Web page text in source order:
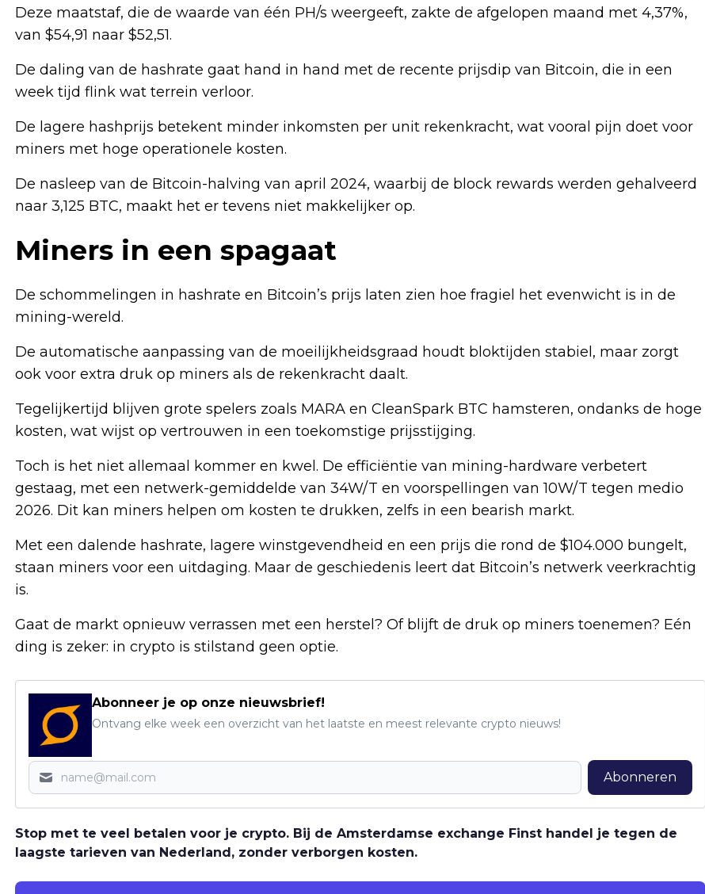
Deze maatstaf, die de waarde van één PH/s weergeeft, zakte de afgelopen maand met 4,37%,
van $54,91 naar $52,51.
De daling van de hashrate gaat hand in hand met de recente prijsdip van Bitcoin, die in een
week tijd flink wat terrein verloor.
De lagere hashprijs betekent minder inkomsten per unit rekenkracht, wat vooral pijn doet voor
miners met hoge operationele kosten.
De nasleep van de Bitcoin-halving van april 2024, waarbij de block rewards werden gehalveerd
naar 3,125 BTC, maakt het er tevens niet makkelijker op.
Miners in een spagaat
De schommelingen in hashrate en Bitcoin’s prijs laten zien hoe fragiel het evenwicht is in de
mining-wereld.
De automatische aanpassing van de moeilijkheidsgraad houdt bloktijden stabiel, maar zorgt
ook voor extra druk op miners als de rekenkracht daalt.
Tegelijkertijd blijven grote spelers zoals MARA en CleanSpark BTC hamsteren, ondanks de hoge
kosten, wat wijst op vertrouwen in een toekomstige prijsstijging.
Toch is het niet allemaal kommer en kwel. De efficiëntie van mining-hardware verbetert
gestaag, met een netwerk-gemiddelde van 34W/T en voorspellingen van 10W/T tegen medio
2026. Dit kan miners helpen om kosten te drukken, zelfs in een bearish markt.
Met een dalende hashrate, lagere winstgevendheid en een prijs die rond de $104.000 bungelt,
staan miners voor een uitdaging. Maar de geschiedenis leert dat Bitcoin’s netwerk veerkrachtig
is.
Gaat de markt opnieuw verrassen met een herstel? Of blijft de druk op miners toenemen? Eén
ding is zeker: in crypto is stilstand geen optie.
Abonneer je op onze nieuwsbrief!
Ontvang elke week een overzicht van het laatste en meest relevante crypto nieuws!
Abonneren
Stop met te veel betalen voor je crypto. Bij de Amsterdamse exchange Finst handel je tegen de
laagste tarieven van Nederland, zonder verborgen kosten.